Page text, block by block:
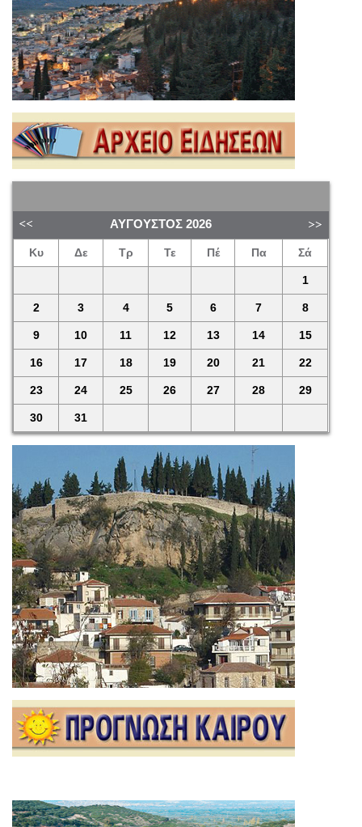
ΑΎΓΟΥΣΤΟΣ 2026
Κυ Δε Τρ Τε Πέ Πα Σά
1
2 3 4 5 6 7 8
9 10 11 12 13 14 15
16 17 18 19 20 21 22
23 24 25 26 27 28 29
30 31